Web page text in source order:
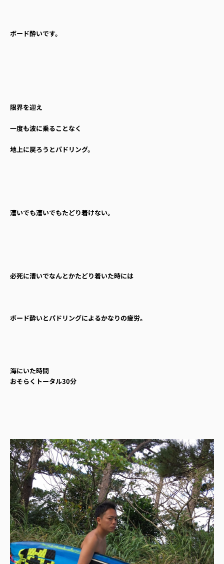
ボード酔いです。
限界を迎え
一度も波に乗ることなく
地上に戻ろうとパドリング。
漕いでも漕いでもたどり着けない。
必死に漕いでなんとかたどり着いた時には
ボード酔いとパドリングによるかなりの疲労。
海にいた時間
おそらくトータル30分